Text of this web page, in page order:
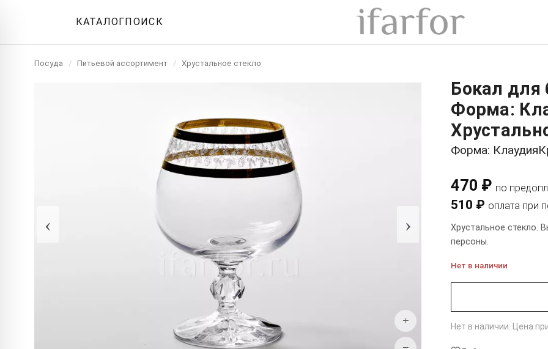
КАТАЛОГПОИСК
Посуда / Питьевой ассортимент / Хрустальное стекло
‹ ›
+
Бокал для
Форма:
Форма:
470 ₽ по
510 ₽ оплата при
Хрустальное стекло.
персоны.
Нет в наличии
Нет в наличии. Цена